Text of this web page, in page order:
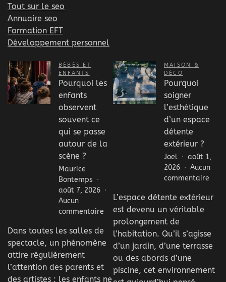
Tout sur le seo
Annuaire seo
Formation EFT
Développement personnel
BÉBÉS ET
ENFANTS
Pourquoi les
enfants
observent
souvent ce
qui se passe
autour de la
scène ?
Maurice
Bontemps
août 7, 2026
Aucun
commentaire sur
Pourquoi
enfants
observent
souvent
Dans toutes les salles de
spectacle, un phénomène
attire régulièrement
l’attention des parents et
des artistes : les enfants ne
MAISON &
DÉCO
Pourquoi
soigner
l’esthétique
d’un espace
détente
extérieur ?
Joel
août 1,
2026
Aucun
commentaire
L’espace détente extérieur
est devenu un véritable
prolongement de
l’habitation. Qu’il s’agisse
d’un jardin, d’une terrasse
ou des abords d’une
piscine, cet environnement